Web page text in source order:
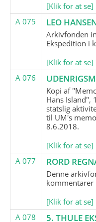
[Klik for at se]
A 075
LEO
Arkivfonden
Ekspedition i
[Klik for at se]
A 076
Kopi af
Hans Island",
statslig
til UM's
8.6.2018.
[Klik for at se]
A 077
RORD
Denne
kommentarer
[Klik for at se]
A 078
5. THULE